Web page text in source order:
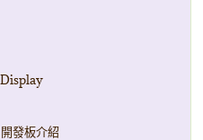
Display
發板介紹